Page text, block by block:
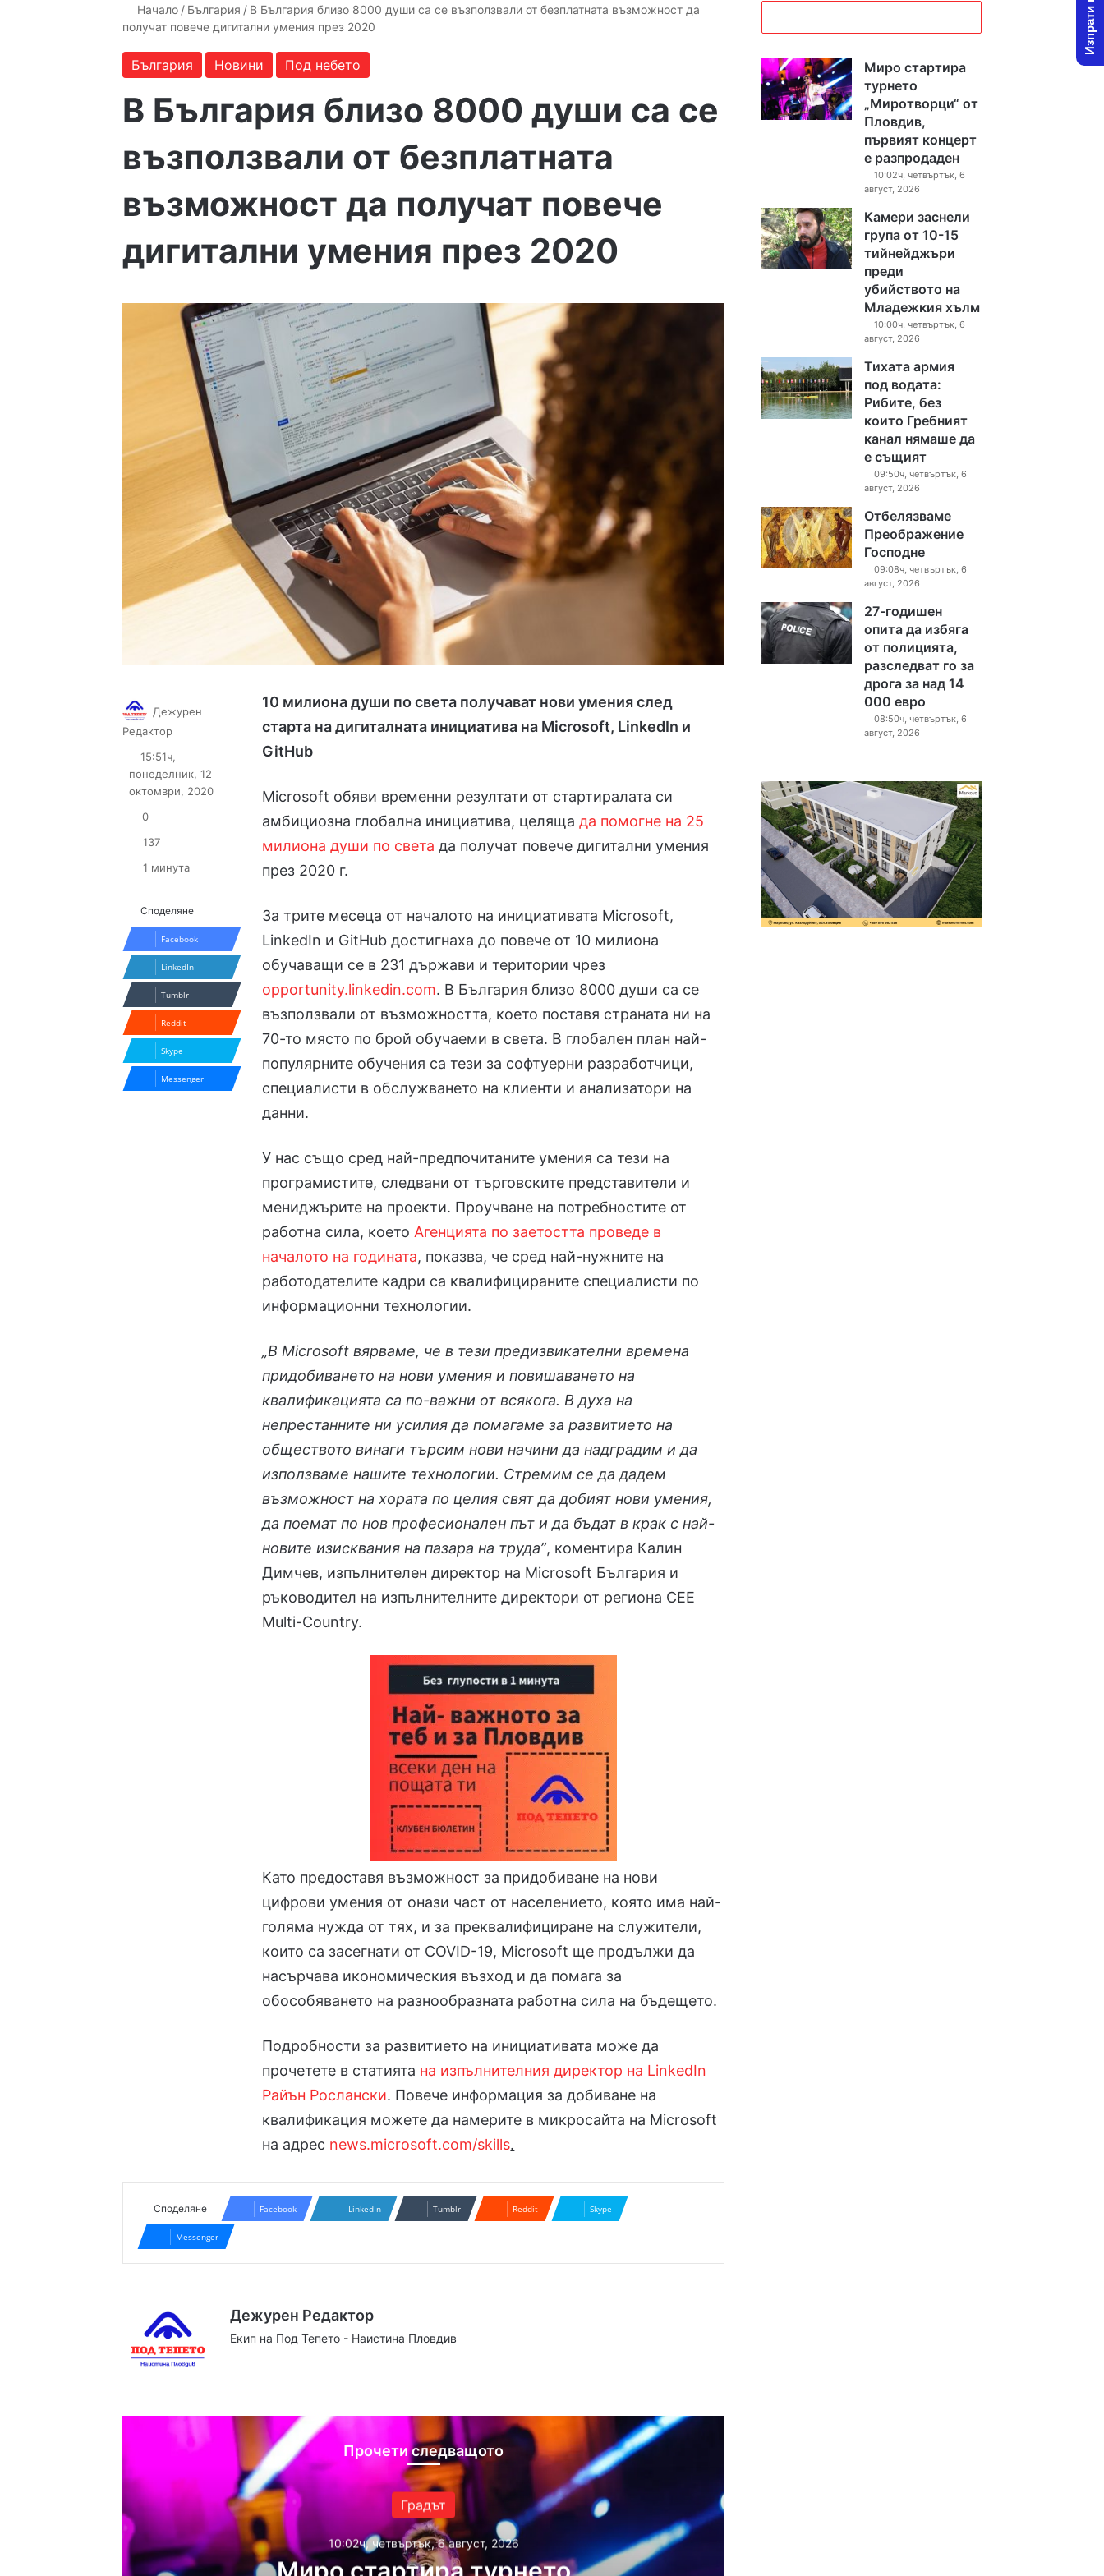
Начало / България / В България близо 8000 души са се възползвали от безплатната възможност да
получат повече дигитални умения през 2020
България Новини Под небето
В България близо 8000 души са се
възползвали от безплатната
възможност да получат повече
дигитални умения през 2020
10 милиона души по света получават нови умения след
старта на дигиталната инициатива на Microsoft, LinkedIn и
GitHub
Microsoft обяви временни резултати от стартиралата си
амбициозна глобална инициатива, целящада помогне на 25
милиона души по света да получат повече дигитални умения
през 2020 г.
За трите месеца от началото на инициативата Microsoft,
LinkedIn и GitHub достигнаха до повече от 10 милиона
обучаващи се в 231 държави и територии чрез
opportunity.linkedin.com. В България близо 8000 души са се
възползвали от възможността, което поставя страната ни на
70-то място по брой обучаеми в света. В глобален план най-
популярните обучения са тези за софтуерни разработчици,
специалисти в обслужването на клиенти и анализатори на
данни.
У нас също сред най-предпочитаните умения са тези на
програмистите, следвани от търговските представители и
мениджърите на проекти. Проучване на потребностите от
работна сила, коетоАгенцията по заетостта проведе в
началото на годината, показва, че сред най-нужните на
работодателите кадри са квалифицираните специалисти по
информационни технологии.
„В Microsoft вярваме, че в тези предизвикателни времена
придобиването на нови умения и повишаването на
квалификацията са по-важни от всякога. В духа на
непрестанните ни усилия да помагаме за развитието на
обществото винаги търсим нови начини да надградим и да
използваме нашите технологии. Стремим се да дадем
възможност на хората по целия свят да добият нови умения,
да поемат по нов професионален път и да бъдат в крак с най-
новите изисквания на пазара на труда”, коментира Калин
Димчев, изпълнителен директор на Microsoft България и
ръководител на изпълнителните директори от региона CEE
Multi-Country.
Като предоставя възможност за придобиване на нови
цифрови умения от онази част от населението, която има най-
голяма нужда от тях, и за преквалифициране на служители,
които са засегнати от COVID-19, Microsoft ще продължи да
насърчава икономическия възход и да помага за
обособяването на разнообразната работна сила на бъдещето.
Подробности за развитието на инициативата може да
прочетете в статията на изпълнителния директор на LinkedIn
Райън Рослански. Повече информация за добиване на
квалификация можете да намерите в микросайта на Microsoft
на адрес news.microsoft.com/skills.
Дежурен
Редактор
15:51ч,
понеделник, 12
октомври, 2020
0
137
1 минута
Споделяне
Facebook
LinkedIn
Tumblr
Reddit
Skype
Messenger
Споделяне Facebook LinkedIn Tumblr Reddit Skype
Messenger
Дежурен Редактор
Екип на Под Тепето - Наистина Пловдив
Прочети следващото
Градът
10:02ч, четвъртък, 6 август, 2026
Миро стартира
турнето
„Миротворци“ от
Пловдив,
първият концерт
е разпродаден
10:02ч, четвъртък, 6
август, 2026
Камери заснели
група от 10-15
тийнейджъри
преди
убийството на
Младежкия хълм
10:00ч, четвъртък, 6
август, 2026
Тихата армия
под водата:
Рибите, без
които Гребният
канал нямаше да
е същият
09:50ч, четвъртък, 6
август, 2026
Отбелязваме
Преображение
Господне
09:08ч, четвъртък, 6
август, 2026
27-годишен
опита да избяга
от полицията,
разследват го за
дрога за над 14
000 евро
08:50ч, четвъртък, 6
август, 2026